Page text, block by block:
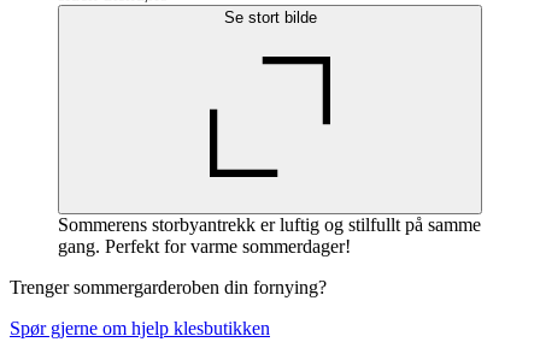
Se stort bilde
Sommerens storbyantrekk er luftig og stilfullt på samme
gang. Perfekt for varme sommerdager!
Trenger sommergarderoben din fornying?
Spør gjerne om hjelp klesbutikken